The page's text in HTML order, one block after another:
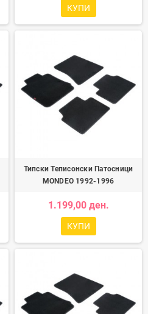
КУПИ
Типски Теписонски Патосници
MONDEO 1992-1996
1.199,00 ден.
КУПИ